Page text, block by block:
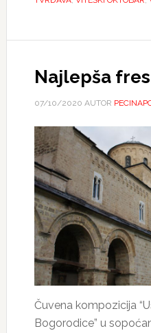
Najlepša
07/10/2020 AUTOR
Čuvena kompozicija
Bogorodice” u